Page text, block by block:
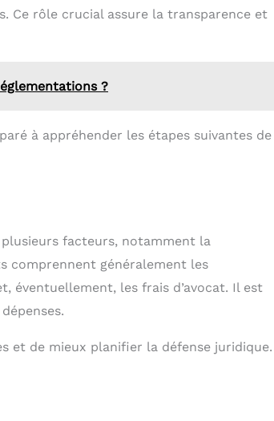
Ce rôle crucial assure la transparence et
?
à appréhender les étapes suivantes de
facteurs, notamment la
comprennent généralement les
éventuellement, les frais d’avocat. Il est
et de mieux planifier la défense juridique.